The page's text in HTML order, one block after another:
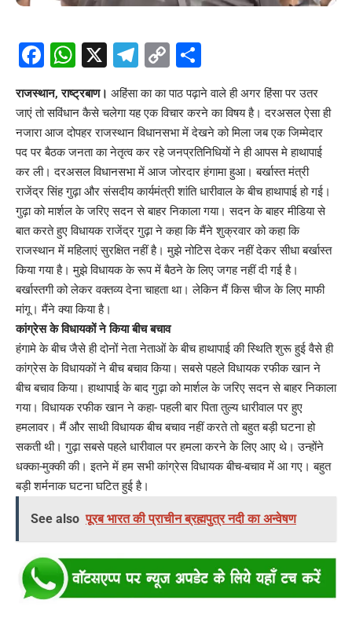
Facebook
WhatsApp
X Telegram
Copy
Link
राजस्थान, राष्ट्रबाण। अहिंसा का का पाठ पढ़ाने वाले ही अगर हिंसा पर उतर
जाएं तो सविंधान कैसे चलेगा यह एक विचार करने का विषय है। दरअसल ऐसा ही
नजारा आज दोपहर राजस्थान विधानसभा में देखने को मिला जब एक जिम्मेदार
पद पर बैठक जनता का नेतृत्व कर रहे जनप्रतिनिधियों ने ही आपस मे हाथापाई
कर ली। दरअसल विधानसभा में आज जोरदार हंगामा हुआ। बर्खास्त मंत्री
राजेंद्र सिंह गुढ़ा और संसदीय कार्यमंत्री शांति धारीवाल के बीच हाथापाई हो गई।
गुढ़ा को मार्शल के जरिए सदन से बाहर निकाला गया। सदन के बाहर मीडिया से
बात करते हुए विधायक राजेंद्र गुढ़ा ने कहा कि मैंने शुक्रवार को कहा कि
राजस्थान में महिलाएं सुरक्षित नहीं है। मुझे नोटिस देकर नहीं देकर सीधा बर्खास्त
किया गया है। मुझे विधायक के रूप में बैठने के लिए जगह नहीं दी गई है।
बर्खास्तगी को लेकर वक्तव्य देना चाहता था। लेकिन मैं किस चीज के लिए माफी
मांगू। मैंने क्या किया है।
कांग्रेस के विधायकों ने किया बीच बचाव
हंगामे के बीच जैसे ही दोनों नेता नेताओं के बीच हाथापाई की स्थिति शुरू हुई वैसे ही
कांग्रेस के विधायकों ने बीच बचाव किया। सबसे पहले विधायक रफीक खान ने
बीच बचाव किया। हाथापाई के बाद गुढ़ा को मार्शल के जरिए सदन से बाहर निकाला
गया। विधायक रफीक खान ने कहा- पहली बार पिता तुल्य धारीवाल पर हुए
हमलावर। मैं और साथी विधायक बीच बचाव नहीं करते तो बहुत बड़ी घटना हो
सकती थी। गुढ़ा सबसे पहले धारीवाल पर हमला करने के लिए आए थे। उन्होंने
धक्का-मुक्की की। इतने में हम सभी कांग्रेस विधायक बीच-बचाव में आ गए। बहुत
बड़ी शर्मनाक घटना घटित हुई है।
See also पूरब भारत की प्राचीन ब्रह्मपुत्र नदी का अन्वेषण